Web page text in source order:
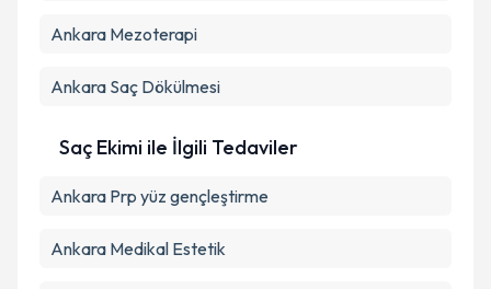
Ankara Mezoterapi
Ankara Saç Dökülmesi
Saç Ekimi ile İlgili Tedaviler
Ankara Prp yüz gençleştirme
Ankara Medikal Estetik